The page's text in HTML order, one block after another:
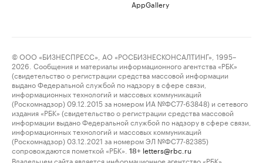
AppGallery
© ООО «БИЗНЕСПРЕСС», АО «РОСБИЗНЕСКОНСАЛТИНГ», 1995–
2026. Сообщения и материалы информационного агентства «РБК»
(свидетельство о регистрации средства массовой информации
выдано Федеральной службой по надзору в сфере связи,
информационных технологий и массовых коммуникаций
(Роскомнадзор) 09.12.2015 за номером ИА №ФС77-63848) и сетевого
издания «РБК» (свидетельство о регистрации средства массовой
информации выдано Федеральной службой по надзору в сфере связи,
информационных технологий и массовых коммуникаций
(Роскомнадзор) 03.12.2021 за номером ЭЛ №ФС77-82385)
сопровождаются пометкой «РБК».
18+ letters@rbc.ru
Владельцем сайта является информационное агентство «РБК».